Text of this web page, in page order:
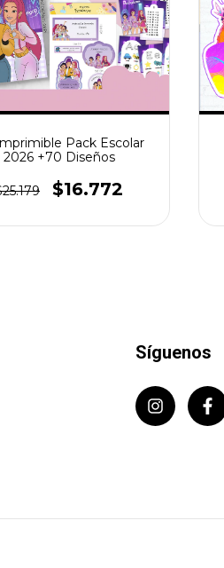
Pack Escolar
2026 +70 Diseños
$16.772
Síguenos